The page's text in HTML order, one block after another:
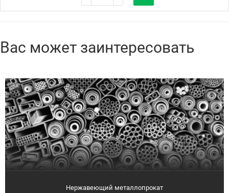
Вас может заинтересовать
Нержавеющий металлопрокат